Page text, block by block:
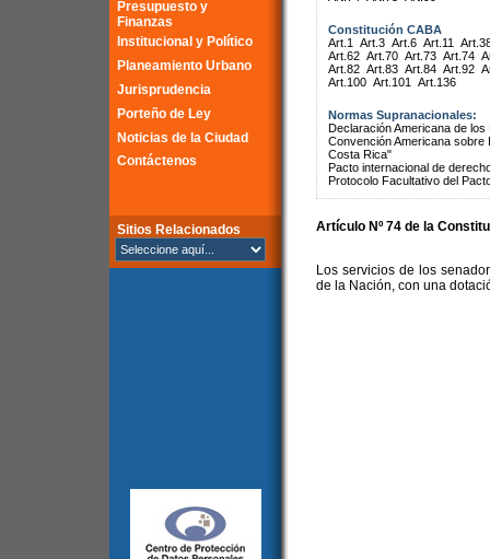
Presupuesto y
Finanzas
Institucional y Político
Planeamiento Urbano
Jurisprudencia
Porteño de Ley
Noticias de la Ciudad
Contáctenos
Sitios Relacionados
Constitución CABA
Art.1
Art.3 Art.6 Art.11
Art.62 Art.70 Art.73 Art.74
Art.82 Art.83 Art.84 Art.92
Art.100 Art.101 Art.136
Normas Supranacionales:
Declaración Americana de
Convención Americana
Costa Rica"
Pacto internacional de
Protocolo Facultativo del
Artículo Nº 74 de la
Los servicios de los
de la Nación, con una